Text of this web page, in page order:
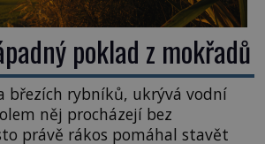
poklad z mokřadů
březích rybníků, ukrývá vodní
něj procházejí bez
právě rákos pomáhal stavět